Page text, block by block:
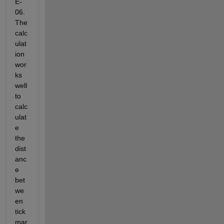
06.
The
calc
ulat
ion
wor
ks
well
to
calc
ulat
e
the
dist
anc
e
bet
we
en
tick
mar